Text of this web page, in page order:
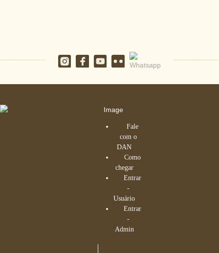
Fale
com o
DAN
Como
chegar
Entrar
-
Usuário
Entrar
-
Admin